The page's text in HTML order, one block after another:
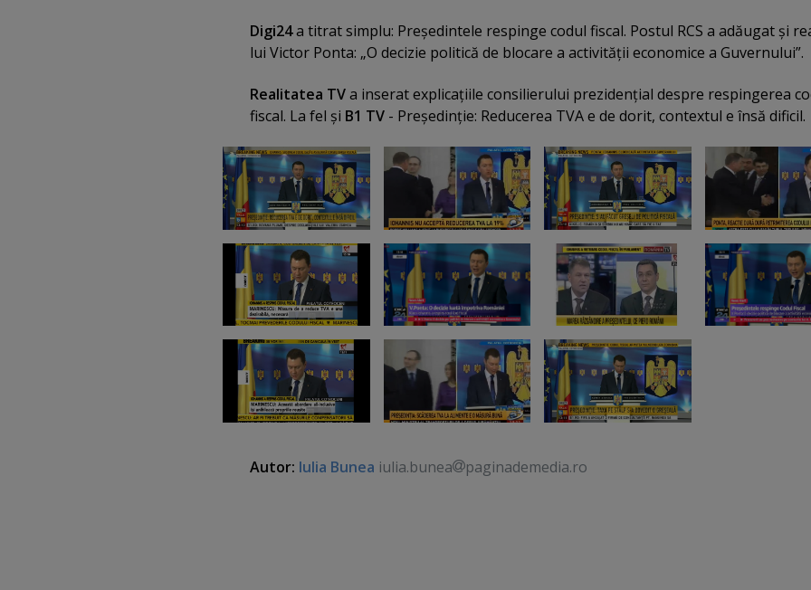
Digi24a titrat simplu: Preşedintele respinge codul fiscal. Postul RCS a adăugat şi
lui Victor Ponta: „O decizie politică de blocare a activităţii economice a Guvernului”.
Realitatea TVa inserat explicaţiile consilierului prezidenţial despre respingerea
fiscal. La fel şi B1 TV - Preşedinţie: Reducerea TVA e de dorit, contextul e însă dificil.
Autor: Iulia Bunea iulia.bunea paginademedia.ro